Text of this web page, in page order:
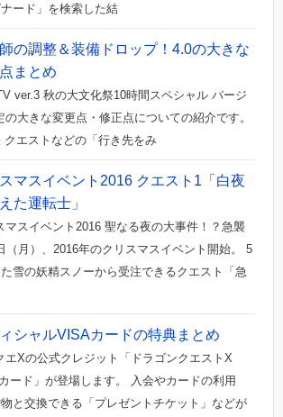
ード」を検索した結
の調整＆装備ドロップ！4.0の大きな
まとめ
ver.3 秋の大文化祭10時間スペシャル バージ
の大きな変更点・修正点についての紹介です。
クエストなどの「行き先をみ
マスイベント2016 クエスト1「白夜
た運転士」
マスイベント2016 聖なる夜の大事件！？急襲
（月）、2016年のクリスマスイベント開始。 5
雪の妖精スノーから受注できるクエスト「急
シャルVISAカードの特典まとめ
エXの公式クレジット「ドラゴンクエストX
ード」が登場します。 入会やカードの利用
と交換できる「プレゼントチケット」などが